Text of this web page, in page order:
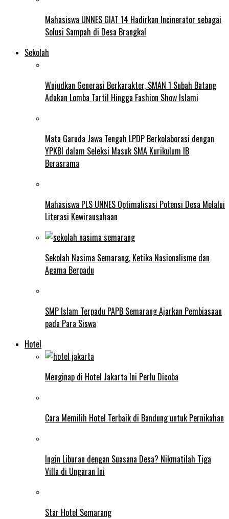
Mahasiswa UNNES GIAT 14 Hadirkan Incinerator sebagai
Solusi Sampah di Desa Brangkal
Sekolah
Wujudkan Generasi Berkarakter, SMAN 1 Subah Batang
Adakan Lomba Tartil Hingga Fashion Show Islami
Mata Garuda Jawa Tengah LPDP Berkolaborasi dengan
YPKBI dalam Seleksi Masuk SMA Kurikulum IB
Berasrama
Mahasiswa PLS UNNES Optimalisasi Potensi Desa Melalui
Literasi Kewirausahaan
Sekolah Nasima Semarang, Ketika Nasionalisme dan
Agama Berpadu
SMP Islam Terpadu PAPB Semarang Ajarkan Pembiasaan
pada Para Siswa
Hotel
Menginap di Hotel Jakarta Ini Perlu Dicoba
Cara Memilih Hotel Terbaik di Bandung untuk Pernikahan
Ingin Liburan dengan Suasana Desa? Nikmatilah Tiga
Villa di Ungaran Ini
Star Hotel Semarang